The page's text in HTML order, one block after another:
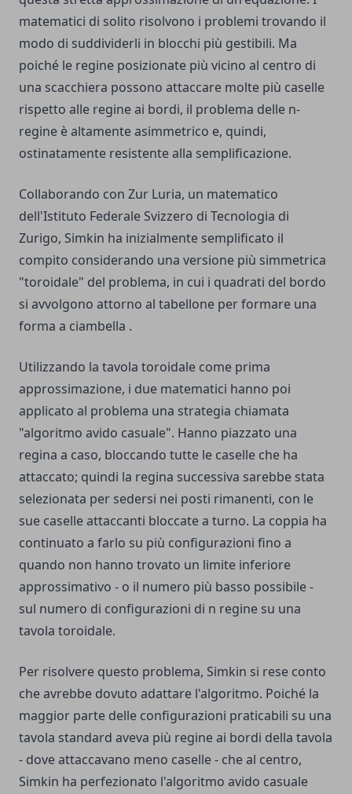
matematici di solito risolvono i problemi trovando il
modo di suddividerli in blocchi più gestibili. Ma
poiché le regine posizionate più vicino al centro di
una scacchiera possono attaccare molte più caselle
rispetto alle regine ai bordi, il problema delle n-
regine è altamente asimmetrico e, quindi,
ostinatamente resistente alla semplificazione.
Collaborando con Zur Luria, un matematico
dell'Istituto Federale Svizzero di Tecnologia di
Zurigo, Simkin ha inizialmente semplificato il
compito considerando una versione più simmetrica
"toroidale" del problema, in cui i quadrati del bordo
si avvolgono attorno al tabellone per formare una
forma a ciambella .
Utilizzando la tavola toroidale come prima
approssimazione, i due matematici hanno poi
applicato al problema una strategia chiamata
"algoritmo avido casuale". Hanno piazzato una
regina a caso, bloccando tutte le caselle che ha
attaccato; quindi la regina successiva sarebbe stata
selezionata per sedersi nei posti rimanenti, con le
sue caselle attaccanti bloccate a turno. La coppia ha
continuato a farlo su più configurazioni fino a
quando non hanno trovato un limite inferiore
approssimativo - o il numero più basso possibile -
sul numero di configurazioni di n regine su una
tavola toroidale.
Per risolvere questo problema, Simkin si rese conto
che avrebbe dovuto adattare l'algoritmo. Poiché la
maggior parte delle configurazioni praticabili su una
tavola standard aveva più regine ai bordi della tavola
- dove attaccavano meno caselle - che al centro,
Simkin ha perfezionato l'algoritmo avido casuale